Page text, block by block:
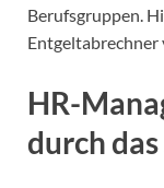
Berufsgruppen.
Entgeltabrechner
HR-
durch